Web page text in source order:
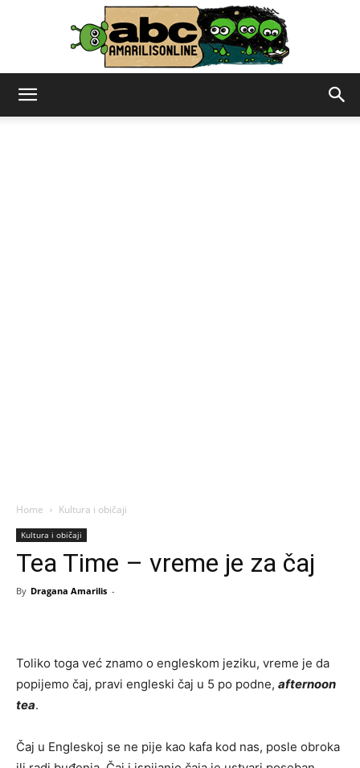
Home Kultura i običaji
Kultura i običaji
Tea Time – vreme je za čaj
By Dragana Amarilis -
Toliko toga već znamo o engleskom jeziku, vreme je da
popijemo čaj, pravi engleski čaj u 5 po podne, afternoon
tea.
Čaj u Engleskoj se ne pije kao kafa kod nas, posle obroka